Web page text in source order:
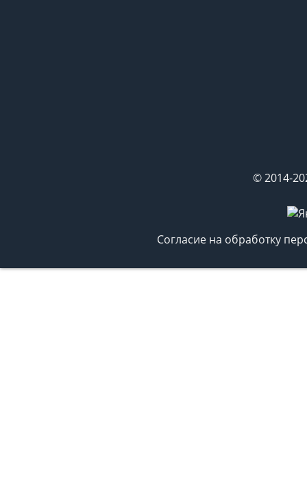
© 2014-
Согласие на обработку